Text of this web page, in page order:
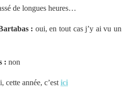
de longues heures…
: oui, en tout cas j’y ai vu un
: non
cette année, c’est ici